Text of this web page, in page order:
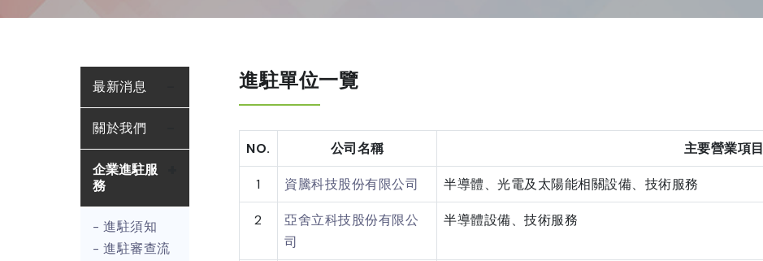
最新消息
關於我們
企業進駐服
務
- 進駐須知
- 進駐審查流
進駐單位一覽
NO. 公司名稱 主要營業項目
1 資騰科技股份有限公司 半導體、光電及太陽能相關設備、技術服務
2
亞舍立科技股份有限公
司
半導體設備、技術服務